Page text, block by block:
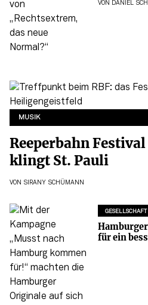
VON DANIEL
MUSIK
Reeperbahn
klingt St. Pauli
VON SIRANY SCHÜMANN
GESELLSCHAFT
für ein